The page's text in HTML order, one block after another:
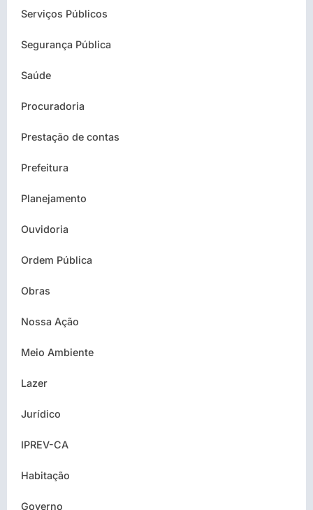
Serviços Públicos
Segurança Pública
Saúde
Procuradoria
Prestação de contas
Prefeitura
Planejamento
Ouvidoria
Ordem Pública
Obras
Nossa Ação
Meio Ambiente
Lazer
Jurídico
IPREV-CA
Habitação
Governo